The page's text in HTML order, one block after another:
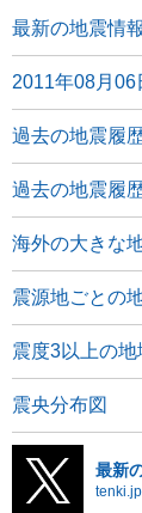
最新の地震情報
2011年08月06
過去の地震履
過去の地震履
海外の大きな
震源地ごとの
震度3以上の
震央分布図
最新